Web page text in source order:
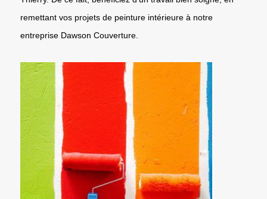
remettant vos projets de peinture intérieure à notre
entreprise Dawson Couverture.